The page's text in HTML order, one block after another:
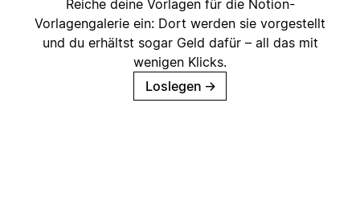
Reiche deine Vorlagen für die Notion-
Vorlagengalerie ein: Dort werden sie vorgestellt
und du erhältst sogar Geld dafür – all das mit
wenigen Klicks.
Loslegen →